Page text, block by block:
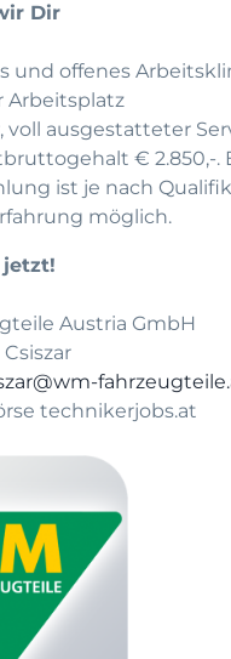
Dir
und offenes
Arbeitsplatz
voll ausgestatteter
€ 2.850,-.
ist je nach
möglich.
jetzt!
Austria GmbH
technikerjobs.at